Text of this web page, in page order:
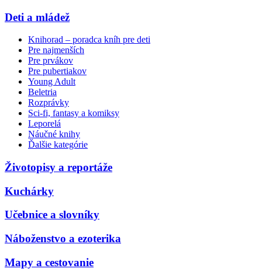
Deti a mládež
Knihorad – poradca kníh pre deti
Pre najmenších
Pre prvákov
Pre pubertiakov
Young Adult
Beletria
Rozprávky
Sci-fi, fantasy a komiksy
Leporelá
Náučné knihy
Ďalšie kategórie
Životopisy a reportáže
Kuchárky
Učebnice a slovníky
Náboženstvo a ezoterika
Mapy a cestovanie